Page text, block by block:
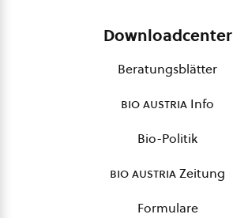
Downloadcenter
Beratungsblätter
bio austria Info
Bio-Politik
bio austriaZeitung
Formulare